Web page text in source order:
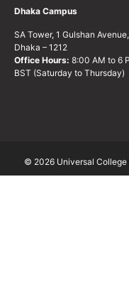
Dhaka Campus
SA Tower, 1 Gulshan Avenue,
Dhaka – 1212
Office Hours: 8:00 AM to 6
BST (Saturday to Thursday)
© 2026 Universal College